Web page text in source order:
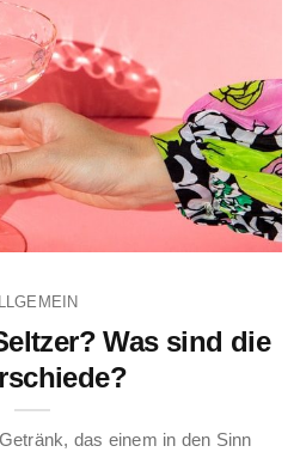
Was sind die
das einem in den Sinn